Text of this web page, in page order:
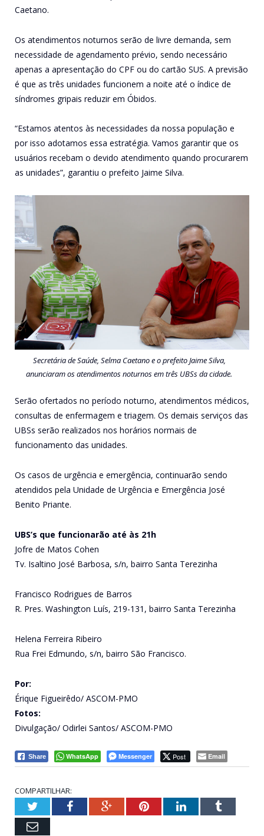
Caetano.
Os atendimentos noturnos serão de livre demanda, sem
necessidade de agendamento prévio, sendo necessário
apenas a apresentação do CPF ou do cartão SUS. A previsão
é que as três unidades funcionem a noite até o índice de
síndromes gripais reduzir em Óbidos.
“Estamos atentos às necessidades da nossa população e
por isso adotamos essa estratégia. Vamos garantir que os
usuários recebam o devido atendimento quando procurarem
as unidades”, garantiu o prefeito Jaime Silva.
Secretária de Saúde, Selma Caetano e o prefeito Jaime Silva,
anunciaram os atendimentos noturnos em três UBSs da cidade.
Serão ofertados no período noturno, atendimentos médicos,
consultas de enfermagem e triagem. Os demais serviços das
UBSs serão realizados nos horários normais de
funcionamento das unidades.
Os casos de urgência e emergência, continuarão sendo
atendidos pela Unidade de Urgência e Emergência José
Benito Priante.
UBS’s que funcionarão até às 21h
Jofre de Matos Cohen
Tv. Isaltino José Barbosa, s/n, bairro Santa Terezinha
Francisco Rodrigues de Barros
R. Pres. Washington Luís, 219-131, bairro Santa Terezinha
Helena Ferreira Ribeiro
Rua Frei Edmundo, s/n, bairro São Francisco.
Por:
Érique Figueirêdo/ ASCOM-PMO
Fotos:
Divulgação/ Odirlei Santos/ ASCOM-PMO
Share WhatsApp Messenger Post Email
COMPARTILHAR:
TwitterFacebookGoogle+PinterestLinkedInTumblr
Email